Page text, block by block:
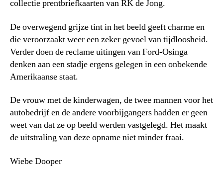
collectie prentbriefkaarten van RK de Jong.
De overwegend grijze tint in het beeld geeft charme en
die veroorzaakt weer een zeker gevoel van tijdloosheid.
Verder doen de reclame uitingen van Ford-Osinga
denken aan een stadje ergens gelegen in een onbekende
Amerikaanse staat.
De vrouw met de kinderwagen, de twee mannen voor het
autobedrijf en de andere voorbijgangers hadden er geen
weet van dat ze op beeld werden vastgelegd. Het maakt
de uitstraling van deze opname niet minder fraai.
Wiebe Dooper